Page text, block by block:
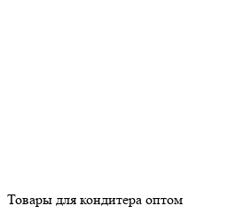
Товары для кондитера оптом